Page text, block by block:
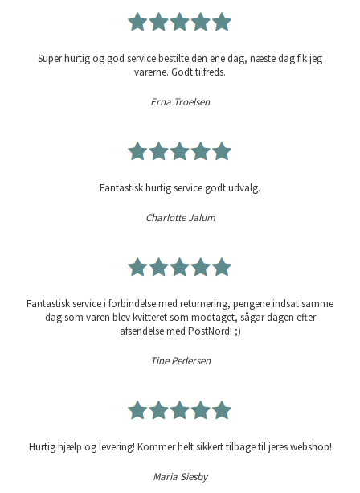
Super hurtig og god service bestilte den ene dag, næste dag fik jeg
varerne. Godt tilfreds.
Erna Troelsen
Fantastisk hurtig service godt udvalg.
Charlotte Jalum
Fantastisk service i forbindelse med returnering, pengene indsat samme
dag som varen blev kvitteret som modtaget, sågar dagen efter
afsendelse med PostNord! ;)
Tine Pedersen
Hurtig hjælp og levering! Kommer helt sikkert tilbage til jeres webshop!
Maria Siesby